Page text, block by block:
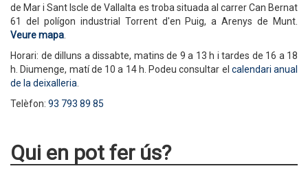
de Mar i Sant Iscle de Vallalta es troba situada al carrer Can Bernat
61 del polígon industrial Torrent d'en Puig, a Arenys de Munt.
Veure mapa
Horari: de dilluns a dissabte, matins de 9 a 13 h i tardes de 16 a 18
h. Diumenge, matí de 10 a 14 h. Podeu consultar el calendari anual
de la deixalleria
Telèfon: 93 793 89 85
Qui en pot fer ús?